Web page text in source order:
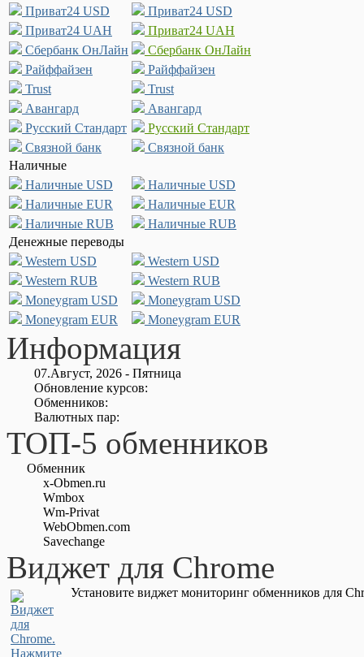
Приват24 USD
Приват24 USD
Приват24 UAH
Приват24 UAH
Сбербанк ОнЛайн
Сбербанк ОнЛайн
Райффайзен
Райффайзен
Trust
Trust
Авангард
Авангард
Русский Стандарт
Русский Стандарт
Связной банк
Связной банк
Наличные
Наличные USD
Наличные USD
Наличные EUR
Наличные EUR
Наличные RUB
Наличные RUB
Денежные переводы
Western USD
Western USD
Western RUB
Western RUB
Moneygram USD
Moneygram USD
Moneygram EUR
Moneygram EUR
Информация
07.Август, 2026 - Пятница
Обновление курсов:
Обменников:
Валютных пар:
ТОП-5 обменников
Обменник
x-Obmen.ru
Wmbox
Wm-Privat
WebObmen.com
Savechange
Виджет для Chrome
Установите виджет мониторинг обменников для